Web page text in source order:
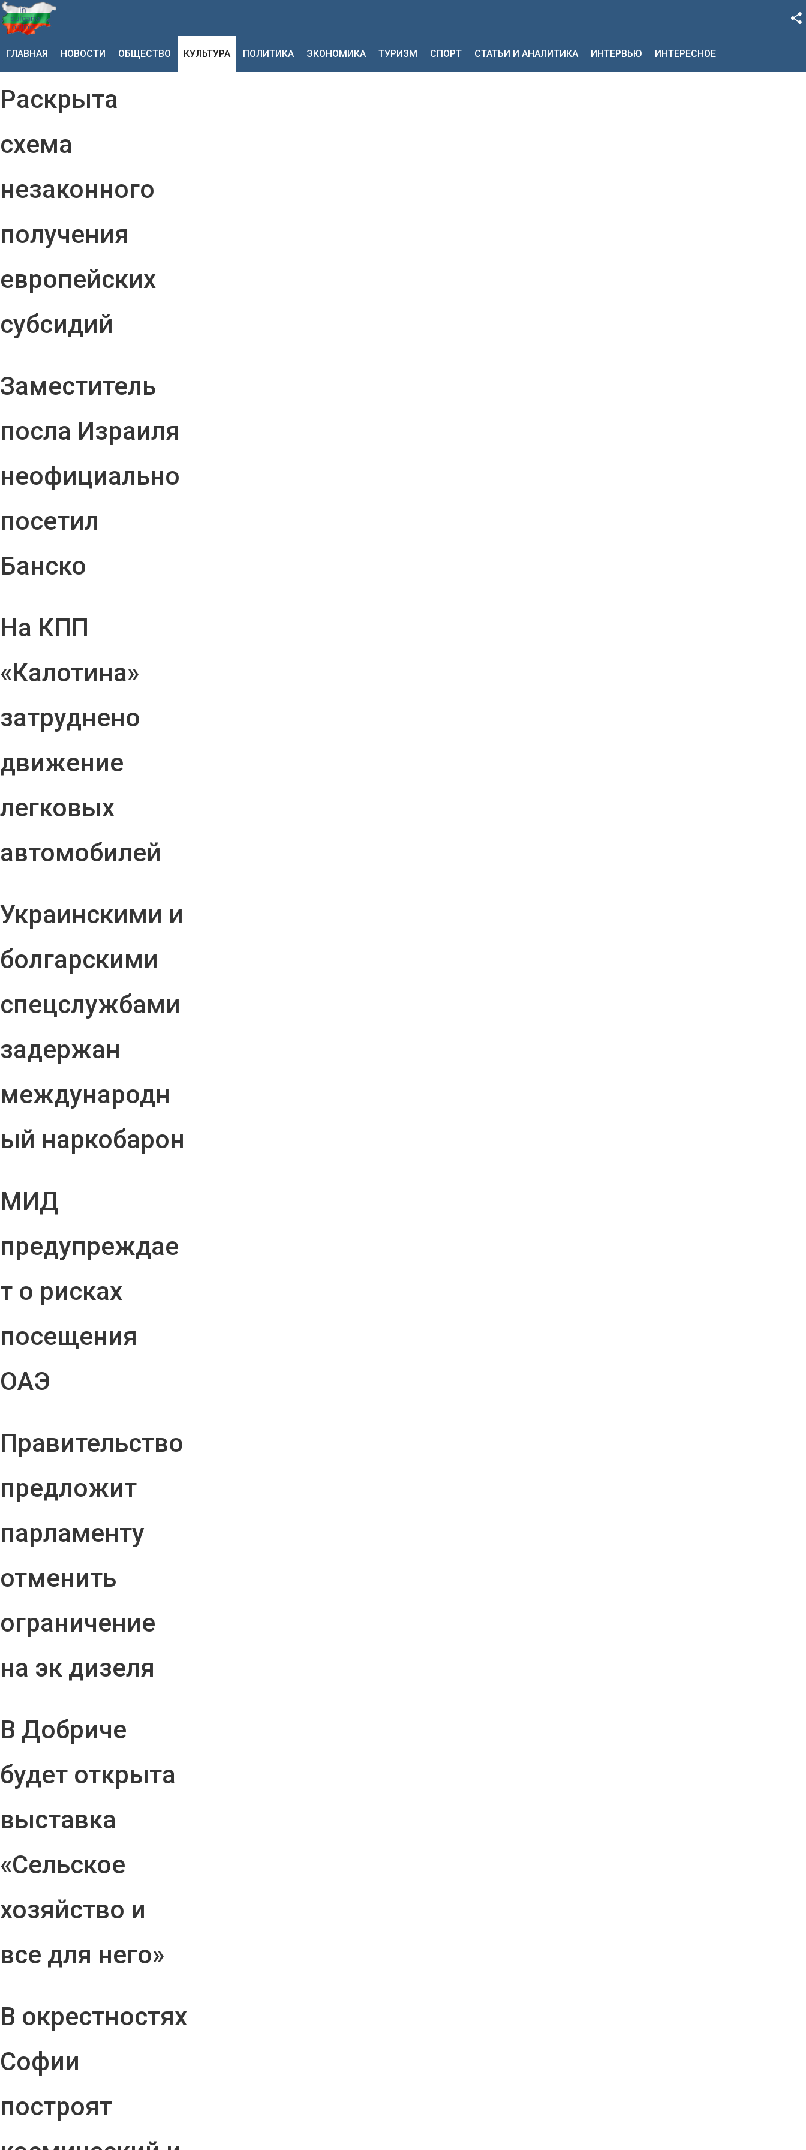
Google+
ГЛАВНАЯ НОВОСТИ ОБЩЕСТВО КУЛЬТУРА ПОЛИТИКА ЭКОНОМИКА ТУРИЗМ СПОРТ СТАТЬИ И АНАЛИТИКА ИНТЕРВЬЮ ИНТЕРЕСНОЕ
Раскрыта
схема
незаконного
получения
европейских
субсидий
Заместитель
посла Израиля
неофициально
посетил
Банско
На КПП
«Калотина»
затруднено
движение
легковых
автомобилей
Украинскими и
болгарскими
спецслужбами
задержан
международн
ый наркобарон
МИД
предупреждае
т о рисках
посещения
ОАЭ
Правительство
предложит
парламенту
отменить
ограничение
на эк дизеля
В Добриче
будет открыта
выставка
«Сельское
хозяйство и
все для него»
В окрестностях
Софии
построят